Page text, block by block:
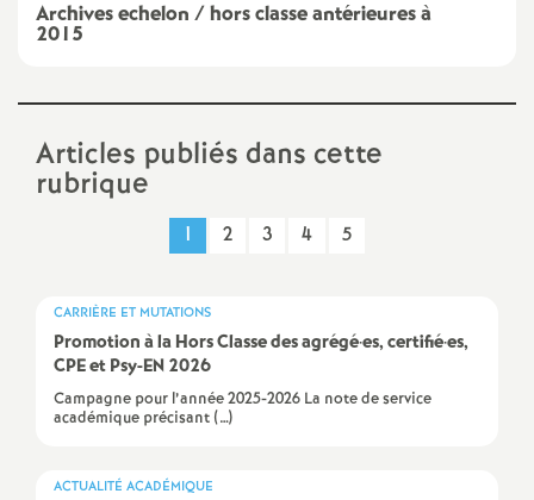
t
i
a
l
Archives echelon / hors classe antérieures à
2015
Articles publiés dans cette
rubrique
1 2 3 4 5
CARRIÈRE ET MUTATIONS
Promotion à la Hors Classe des agrégé·es, certifié·es,
CPE et Psy-EN 2026
Campagne pour l’année 2025-2026 La note de service
académique précisant (…)
ACTUALITÉ ACADÉMIQUE